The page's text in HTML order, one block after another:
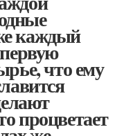
каждый
что ему
процветает